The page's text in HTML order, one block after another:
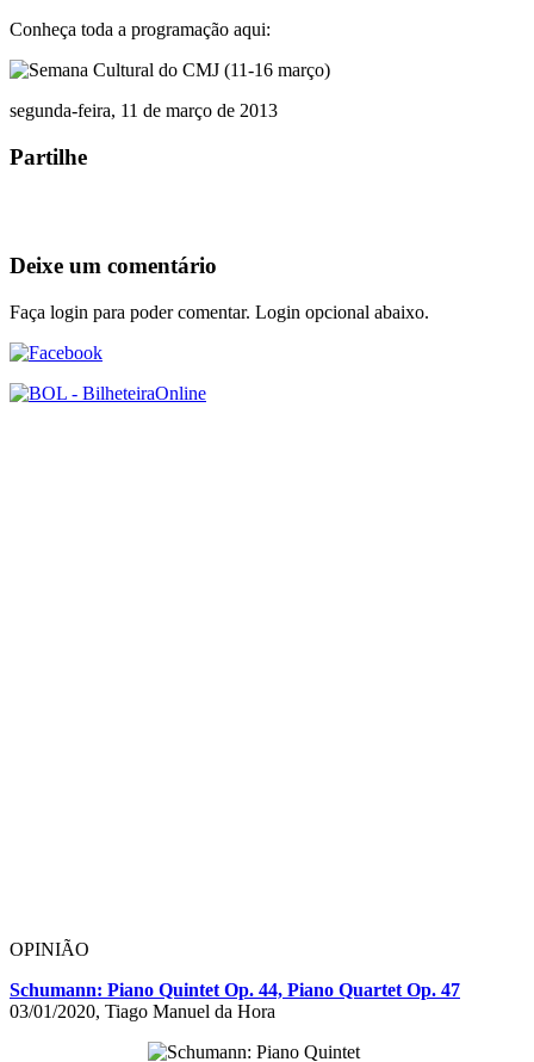
Conheça toda a programação aqui:
segunda-feira, 11 de março de 2013
Partilhe
Deixe um comentário
Faça login para poder comentar. Login opcional abaixo.
OPINIÃO
Schumann: Piano Quintet Op. 44, Piano Quartet Op. 47
03/01/2020, Tiago Manuel da Hora